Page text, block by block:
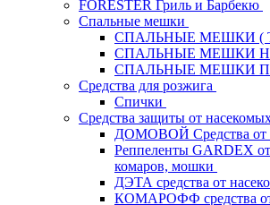
FORESTER Гриль и Барбекю
Спальные мешки
СПАЛЬНЫЕ МЕШКИ (
СПАЛЬНЫЕ МЕШКИ
СПАЛЬНЫЕ МЕШКИ
Средства для розжига
Спички
Средства защиты от
ДОМОВОЙ Средства от
Реппеленты GARDEX
комаров, мошки
ДЭТА средства от
КОМАРОФФ средства